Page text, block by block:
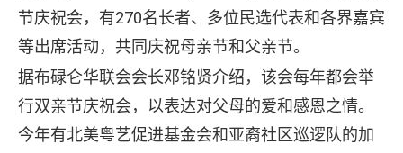
节庆祝会，有270名长者、多位民选代表和各界嘉宾
等出席活动，共同庆祝母亲节和父亲节。
据布碌仑华联会会长邓铭贤介绍，该会每年都会举
行双亲节庆祝会，以表达对父母的爱和感恩之情。
今年有北美粤艺促进基金会和亚裔社区巡逻队的加